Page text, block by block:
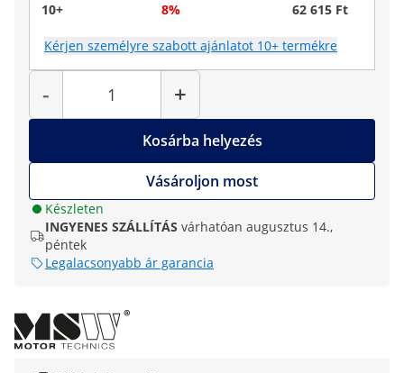
10+
8% 62 615 Ft
Kérjen személyre szabott ajánlatot 10+ termékre
-
Mennyiség
+
Kosárba helyezés
Vásároljon most
Készleten
INGYENES SZÁLLÍTÁS várhatóan augusztus 14.,
péntek
Legalacsonyabb ár garancia